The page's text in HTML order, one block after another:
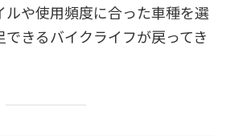
ルや使用頻度に合った車種を選
きるバイクライフが戻ってき